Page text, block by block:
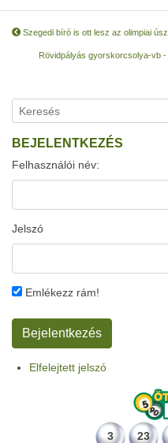
Szegedi bíró is ott lesz az olimpiai
Rövidpályás gyorskorcsolya-vb
BEJELENTKEZÉS
Felhasználói név:
Jelszó
Emlékezz rám!
Elfelejtett jelszó
3 23